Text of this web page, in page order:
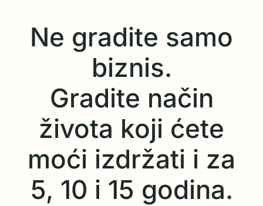
Ne gradite samo
biznis.
Gradite način
života koji ćete
moći izdržati i za
5, 10 i 15 godina.